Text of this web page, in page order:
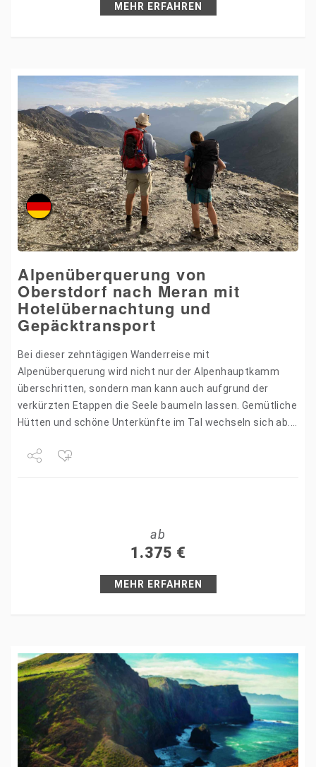
MEHR ERFAHREN
Alpenüberquerung von
Oberstdorf nach Meran mit
Hotelübernachtung und
Gepäcktransport
Bei dieser zehntägigen Wanderreise mit
Alpenüberquerung wird nicht nur der Alpenhauptkamm
überschritten, sondern man kann auch aufgrund der
verkürzten Etappen die Seele baumeln lassen. Gemütliche
Hütten und schöne Unterkünfte im Tal wechseln sich ab.
ab
1.375 €
MEHR ERFAHREN